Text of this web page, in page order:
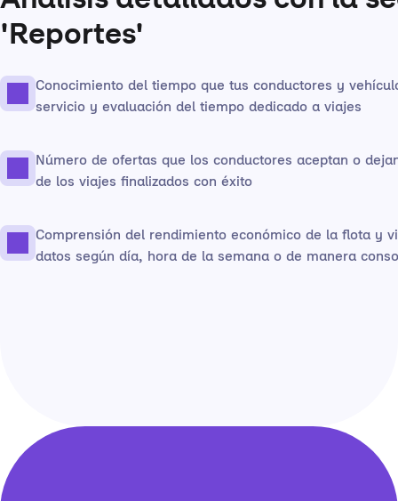
'Reportes'
Conocimiento del tiempo que tus conductores y
servicio y evaluación del tiempo dedicado a viajes
Número de ofertas que los conductores aceptan o
de los viajes finalizados con éxito
Comprensión del rendimiento económico de la flota y
datos según día, hora de la semana o de manera